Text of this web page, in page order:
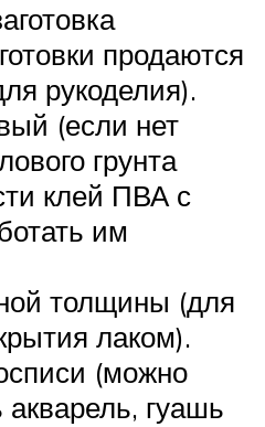
продаются
рукоделия).
(если нет
грунта
клей ПВА с
им
толщины (для
лаком).
(можно
акварель, гуашь